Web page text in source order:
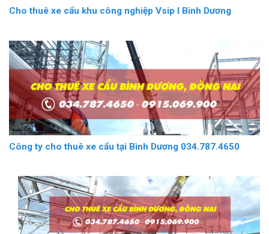
Cho thuê xe cẩu khu công nghiệp Vsip I Bình Dương
Công ty cho thuê xe cẩu tại Bình Dương 034.787.4650